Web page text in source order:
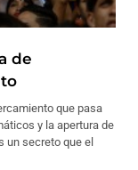
de
que pasa
y la apertura de
un secreto que el